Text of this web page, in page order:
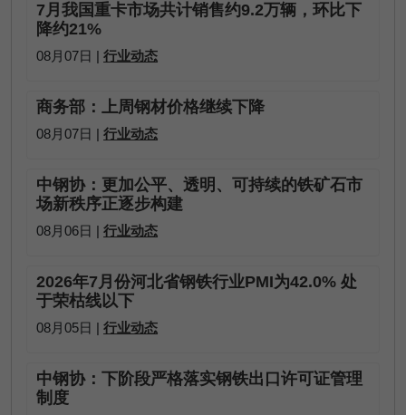
7月我国重卡市场共计销售约9.2万辆，环比下
降约21%
08月07日 | 行业动态
商务部：上周钢材价格继续下降
08月07日 | 行业动态
中钢协：更加公平、透明、可持续的铁矿石市
场新秩序正逐步构建
08月06日 | 行业动态
2026年7月份河北省钢铁行业PMI为42.0% 处
于荣枯线以下
08月05日 | 行业动态
中钢协：下阶段严格落实钢铁出口许可证管理
制度